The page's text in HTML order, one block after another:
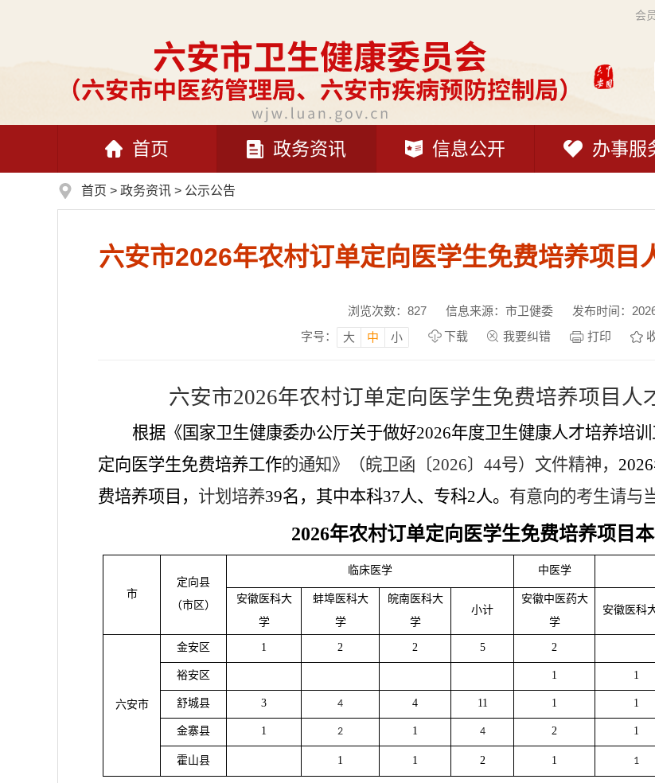
会
首页 政务资讯 信息公开 办事服
首页 > 政务资讯 > 公示公告
六安市2026年农村订单定向医学生免费培养项目
浏览次数： 827 信息来源：市卫健委
发布时间：
字号：
大 中 小 下载 我要纠错 打印
六安市2026年农村订单定向医学生免费培养项目人
根据《国家卫生健康委办公厅关于做好2026年度卫生健康人才培养培训
定向医学生免费培养工作的通知》（皖卫函〔2026〕44号） 文件精神， 2026
费培养项目 ， 计划培养39名 ，其中本科37人、 专科2人。 有意向的考生请与
2026年农村订单定向医学生免费培养项目
市
定向县
（市区）
临床医学 中医学
安徽医科大
学
蚌埠医科大
学
皖南医科大
学
小计
安徽中医药大
学
安徽医科
六安市
金安区 1 2 2 5 2
裕安区 1 1
舒城县 3 4 4 11 1 1
金寨县 1 2 1 4 2 1
霍山县 1 1 2 1 1